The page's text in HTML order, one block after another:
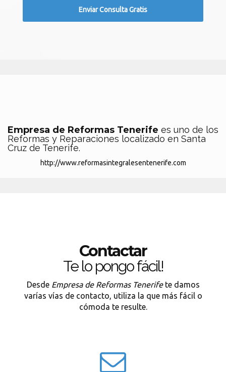
Empresa de Reformas Tenerife es uno de los
Reformas y Reparaciones localizado en Santa
Cruz de Tenerife.
http://www.reformasintegralesentenerife.com
Contactar
Te lo pongo fácil!
Desde Empresa de Reformas Tenerifete damos
varías vías de contacto, utiliza la que más fácil o
cómoda te resulte.